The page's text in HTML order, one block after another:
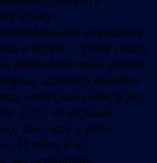
мужу:
находился
я еврей. Среди своих
военнопленные евреев
захотел видимо
немецкого офицера,
Если не веришь,
мне, как и всем
И тут я на